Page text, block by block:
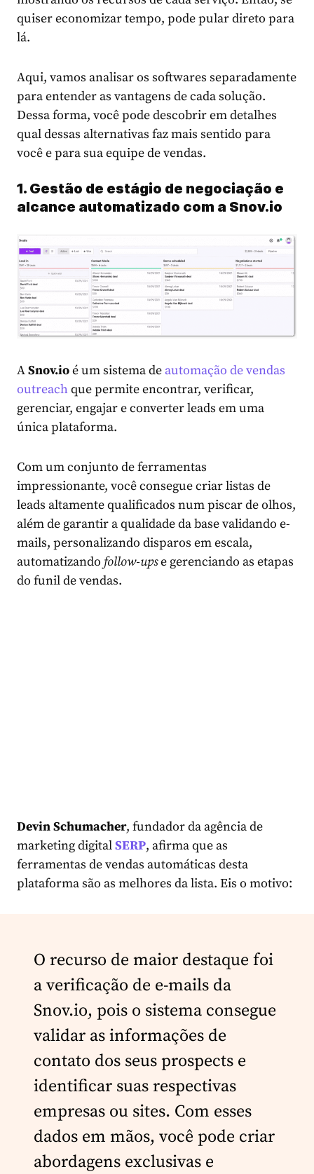
quiser economizar tempo, pode pular direto para
lá.
Aqui, vamos analisar os softwares separadamente
para entender as vantagens de cada solução.
Dessa forma, você pode descobrir em detalhes
qual dessas alternativas faz mais sentido para
você e para sua equipe de vendas.
1. Gestão de estágio de negociação e
alcance automatizado com a Snov.io
ASnov.ioé um sistema de automação de vendas
outreachque permite encontrar, verificar,
gerenciar, engajar e converter leads em uma
única plataforma.
Com um conjunto de ferramentas
impressionante, você consegue criar listas de
leads altamente qualificados num piscar de olhos,
além de garantir a qualidade da base validando e-
mails, personalizando disparos em escala,
automatizando follow-upse gerenciando as etapas
do funil de vendas.
Devin Schumacher, fundador da agência de
marketing digitalSERP, afirma que as
ferramentas de vendas automáticas desta
plataforma são as melhores da lista. Eis o motivo:
O recurso de maior destaque foi
a verificação de e-mails da
Snov.io, pois o sistema consegue
validar as informações de
contato dos seus prospects e
identificar suas respectivas
empresas ou sites. Com esses
dados em mãos, você pode criar
abordagens exclusivas e